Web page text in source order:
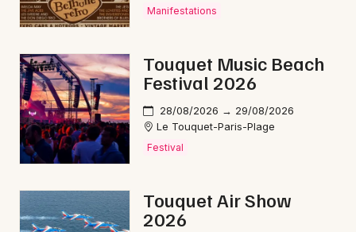
Manifestations
Touquet Music Beach
Festival 2026
28/08/2026 → 29/08/2026
Le Touquet-Paris-Plage
Festival
Touquet Air Show
2026